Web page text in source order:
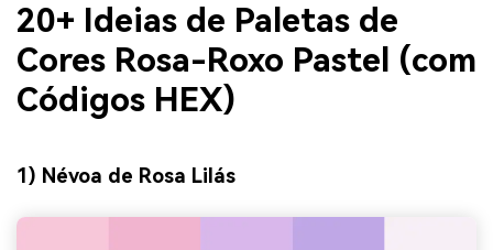
20+ Ideias de Paletas de
Cores Rosa-Roxo Pastel (com
Códigos HEX)
1) Névoa de Rosa Lilás